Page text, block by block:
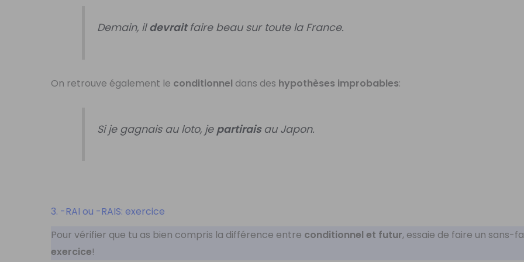
Demain, ildevraitfaire beau sur toute la France.
On retrouve également le conditionnel dans des hypothèses improbables:
Si je gagnais au loto, je partirais au Japon.
3. -RAI ou -RAIS: exercice
Pour vérifier que tu as bien compris la différence entre conditionnel et futur, essaie de faire un sans-
exercice!